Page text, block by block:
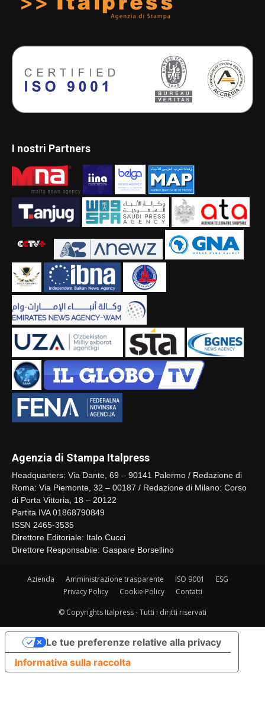
I nostri Partners
Agenzia di Stampa Italpress
Headquarters: Via Dante, 69 – 90141 Palermo / Redazione di
Roma: Via Piemonte, 32 – 00187 / Redazione di Milano: Corso
di Porta Vittoria, 18 – 20122
Partita IVA 01868790849
ISSN 2465-3535
Direttore Editoriale: Italo Cucci
Direttore Responsabile: Gaspare Borsellino
Azienda Amministrazione trasparente ISO 9001
ESG
Privacy Policy
Cookie Policy Contatti
© Copyrights Italpress - Tutti i diritti riservati
Informativa sulla raccolta
Le tue preferenze relative alla privacy